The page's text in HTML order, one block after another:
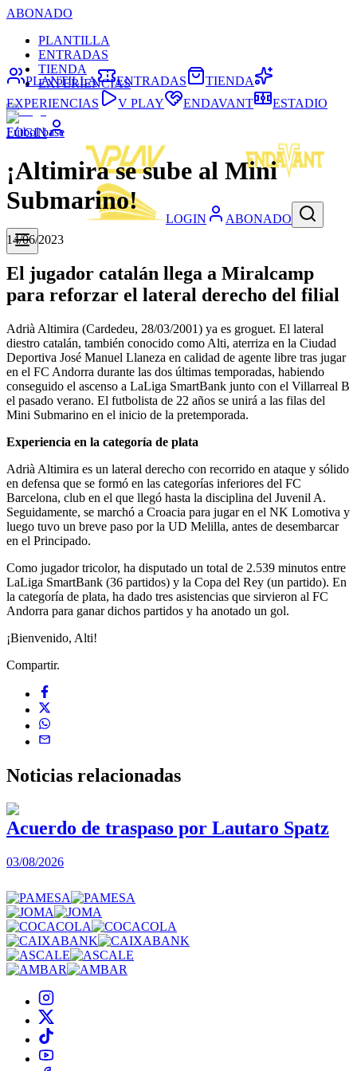
ABONADO
PLANTILLA
ENTRADAS
TIENDA
EXPERIENCIAS
LOGIN
LOGIN ABONADO
PLANTILLA ENTRADAS
TIENDA
EXPERIENCIAS
V PLAY ENDAVANT ESTADIO
Fútbol base
¡Altimira se sube al Mini
Submarino!
14/06/2023
El jugador catalán llega a Miralcamp
para reforzar el lateral derecho del filial
Adrià Altimira (Cardedeu, 28/03/2001) ya es groguet. El lateral
diestro catalán, también conocido como Alti, aterriza en la Ciudad
Deportiva José Manuel Llaneza en calidad de agente libre tras jugar
en el FC Andorra durante las dos últimas temporadas, habiendo
conseguido el ascenso a LaLiga SmartBank junto con el Villarreal B
el pasado verano. El futbolista de 22 años se unirá a las filas del
Mini Submarino en el inicio de la pretemporada.
Experiencia en la categoría de plata
Adrià Altimira es un lateral derecho con recorrido en ataque y sólido
en defensa que se formó en las categorías inferiores del FC
Barcelona, club en el que llegó hasta la disciplina del Juvenil A.
Seguidamente, se marchó a Croacia para jugar en el NK Lomotiva y
luego tuvo un breve paso por la UD Melilla, antes de desembarcar
en el Principado.
Como jugador tricolor, ha disputado un total de 2.539 minutos entre
LaLiga SmartBank (36 partidos) y la Copa del Rey (un partido). En
la categoría de plata, ha dado tres asistencias que sirvieron al FC
Andorra para ganar dichos partidos y ha anotado un gol.
¡Bienvenido, Alti!
Compartir.
Noticias relacionadas
Acuerdo de traspaso por Lautaro Spatz
03/08/2026